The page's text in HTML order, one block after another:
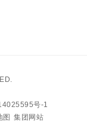
号-1
图 集团网站